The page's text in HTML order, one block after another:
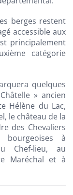
berges restent
accessible aux
principalement
catégorie
quelques
» ancien
Hélène du Lac,
le château de la
des Chevaliers
à
Chef-lieu, au
Maréchal et à